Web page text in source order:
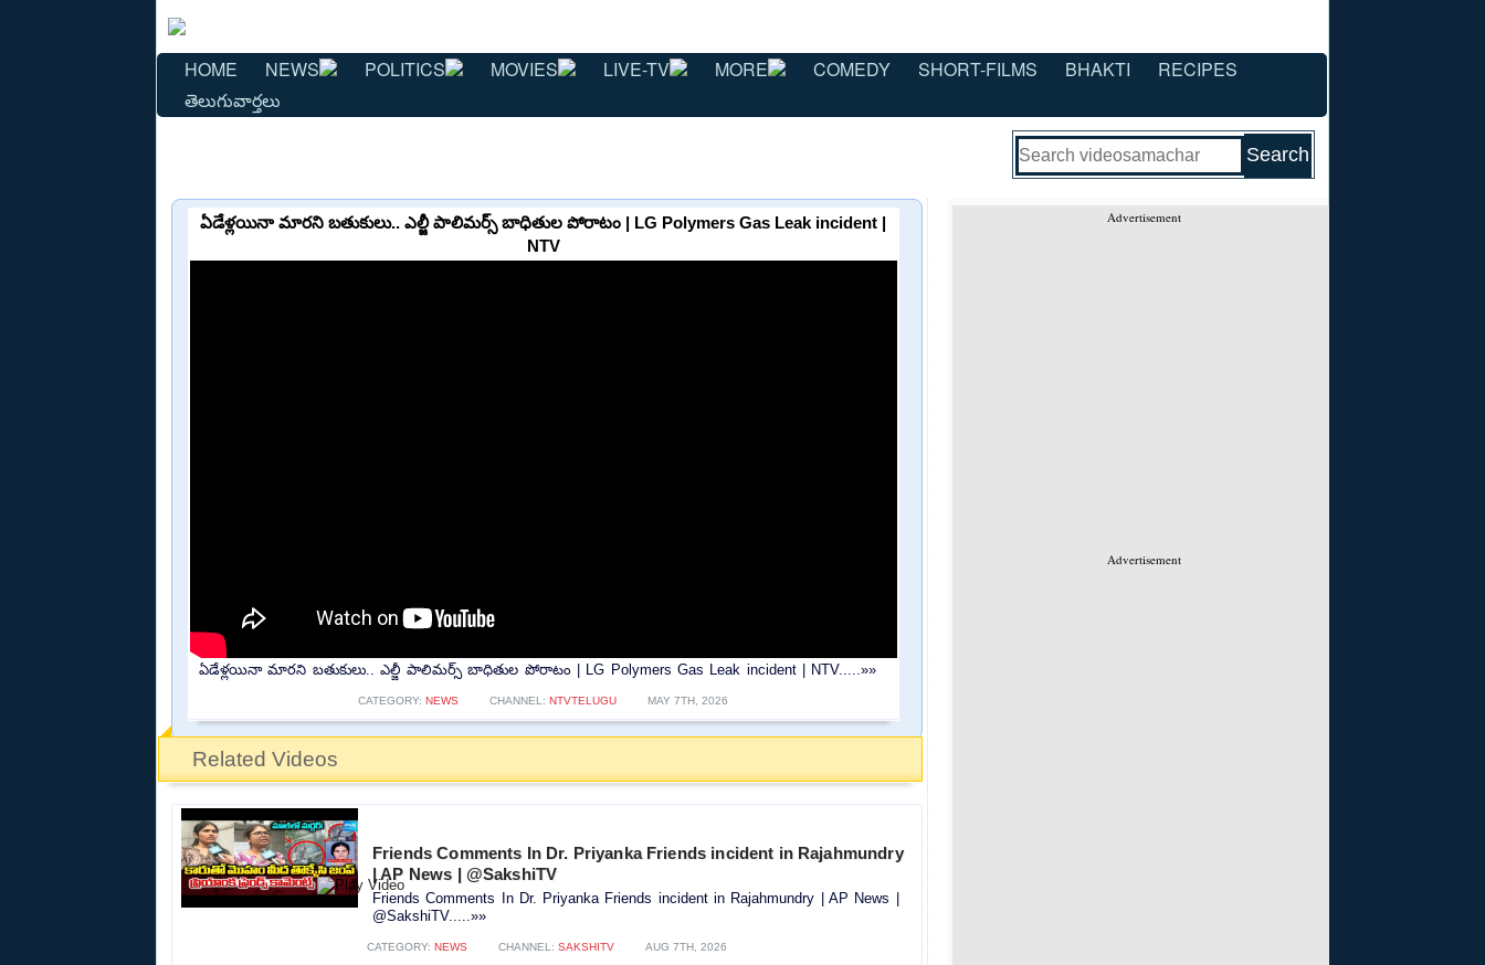
HOME NEWS POLITICS MOVIES LIVE-TV MORE COMEDY SHORT-FILMS BHAKTI
RECIPES
తెలుగువార్తలు
Advertisement
Advertisement
ఏడేళ్లయినా మారని బతుకులు.. ఎల్జీ పాలిమర్స్ బాధితుల పోరాటం | LG Polymers Gas Leak incident |
NTV
ఏడేళ్లయినా మారని బతుకులు.. ఎల్జీ పాలిమర్స్ బాధితుల పోరాటం | LG Polymers Gas Leak incident | NTV.....»»
CATEGORY: NEWS CHANNEL: NTVTELUGU MAY 7TH, 2026
Related Videos
Friends Comments In Dr. Priyanka Friends incident in Rajahmundry
| AP News | @SakshiTV
Friends Comments In Dr. Priyanka Friends incident in Rajahmundry | AP News |
@SakshiTV.....»»
CATEGORY: NEWS CHANNEL: SAKSHITV AUG 7TH, 2026